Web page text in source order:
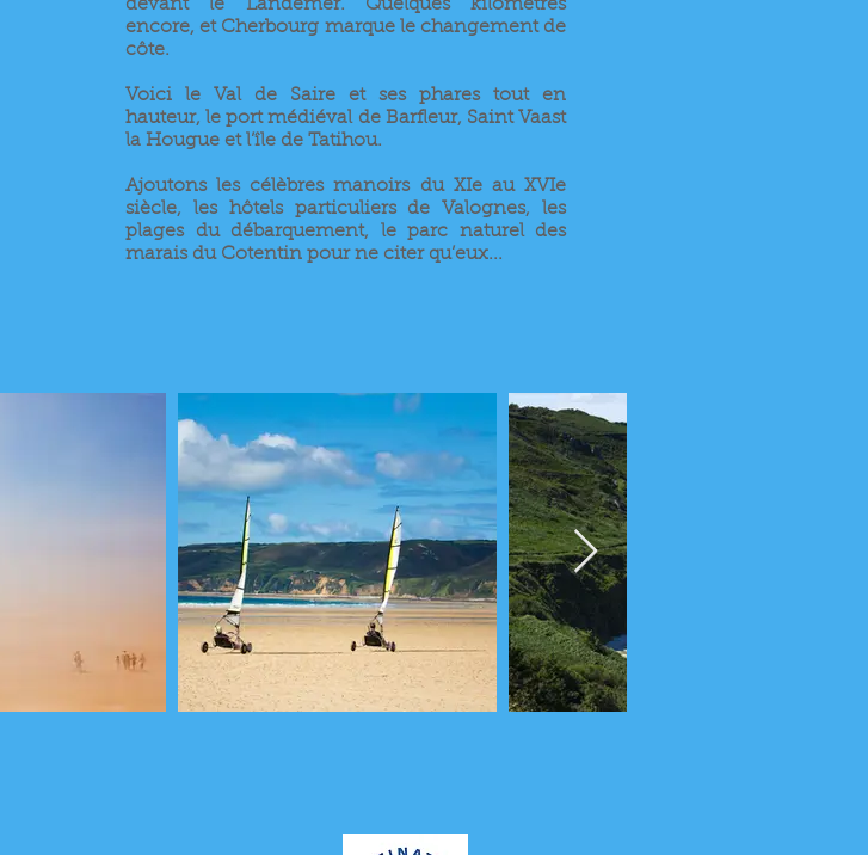
devant le Landemer. Quelques kilomètres
encore, et Cherbourg marque le changement de
côte.
Voici le Val de Saire et ses phares tout en
hauteur, le port médiéval de Barfleur, Saint Vaast
la Hougue et l’île de Tatihou.
Ajoutons les célèbres manoirs du XIe au XVIe
siècle, les hôtels particuliers de Valognes, les
plages du débarquement, le parc naturel des
marais du Cotentin pour ne citer qu’eux...